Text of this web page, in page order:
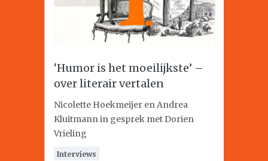
‘Humor is het moeilijkste’ –
over literair vertalen
Nicolette Hoekmeijer en Andrea
Kluitmann in gesprek met Dorien
Vrieling
Interviews